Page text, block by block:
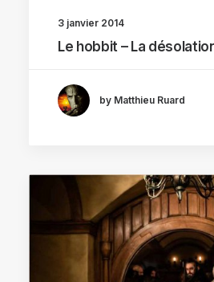
3 janvier 2014
Le hobbit – La
by Matthieu Ruard